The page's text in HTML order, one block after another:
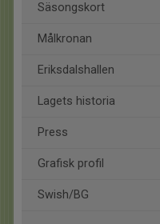
Säsongskort
Målkronan
Eriksdalshallen
Lagets historia
Press
Grafisk profil
Swish/BG